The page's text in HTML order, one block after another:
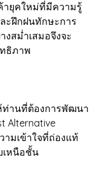
ายุคใหม่ที่มีความรู้
ะฝึกฝนทักษะการ
งสม่ำเสมอจึงจะ
ธิภาพ
ท่านที่ต้องการพัฒนา
Alternative
ามเข้าใจที่ถ่องแท้
เหนือชั้น